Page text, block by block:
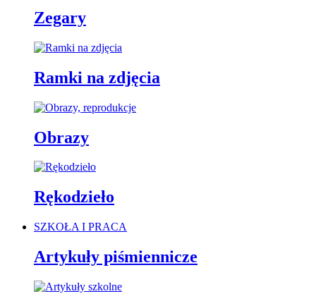
Zegary
Ramki na zdjęcia
Obrazy
Rękodzieło
SZKOŁA I PRACA
Artykuły piśmiennicze